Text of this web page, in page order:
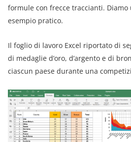
formule con frecce traccianti. Diamo
esempio pratico.
Il foglio di lavoro Excel riportato di
di medaglie d’oro, d’argento e di
ciascun paese durante una